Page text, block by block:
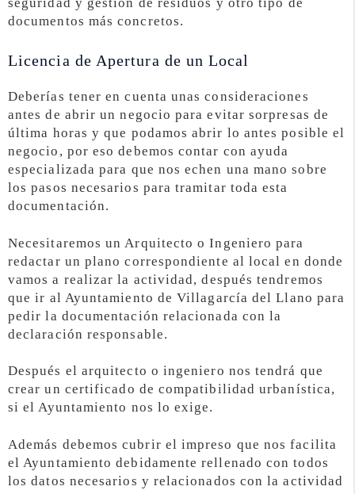
documentos más concretos.
Licencia de Apertura de un Local
Deberías tener en cuenta unas consideraciones
antes de abrir un negocio para evitar sorpresas de
última horas y que podamos abrir lo antes posible el
negocio, por eso debemos contar con ayuda
especializada para que nos echen una mano sobre
los pasos necesarios para tramitar toda esta
documentación.
Necesitaremos un Arquitecto o Ingeniero para
redactar un plano correspondiente al local en donde
vamos a realizar la actividad, después tendremos
que ir al Ayuntamiento de Villagarcía del Llano para
pedir la documentación relacionada con la
declaración responsable.
Después el arquitecto o ingeniero nos tendrá que
crear un certificado de compatibilidad urbanística,
si el Ayuntamiento nos lo exige.
Además debemos cubrir el impreso que nos facilita
el Ayuntamiento debidamente rellenado con todos
los datos necesarios y relacionados con la actividad